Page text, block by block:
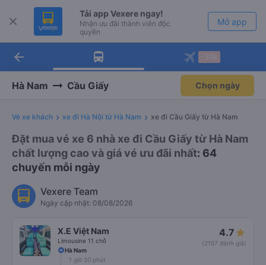
Tải app Vexere ngay!
Nhận ưu đãi thành viên độc
quyền
Mở app
Tải app Vexere
-30k/ghế khi đặt vé máy bay qua
Mở app
arrow_back
Hà Nam Cầu Giấy Chọn ngày
Vé xe khách xe đi Hà Nội từ Hà Nam xe đi Cầu Giấy từ Hà Nam
Đặt mua vé xe 6 nhà xe đi Cầu Giấy từ Hà Nam
chất lượng cao và giá vé ưu đãi nhất: 64
chuyến mỗi ngày
Vexere Team
Ngày cập nhật: 08/08/2026
X.E Việt Nam
Limousine 11 chỗ
4.7
(2157 đánh giá)
Hà Nam
1 giờ 20 phút